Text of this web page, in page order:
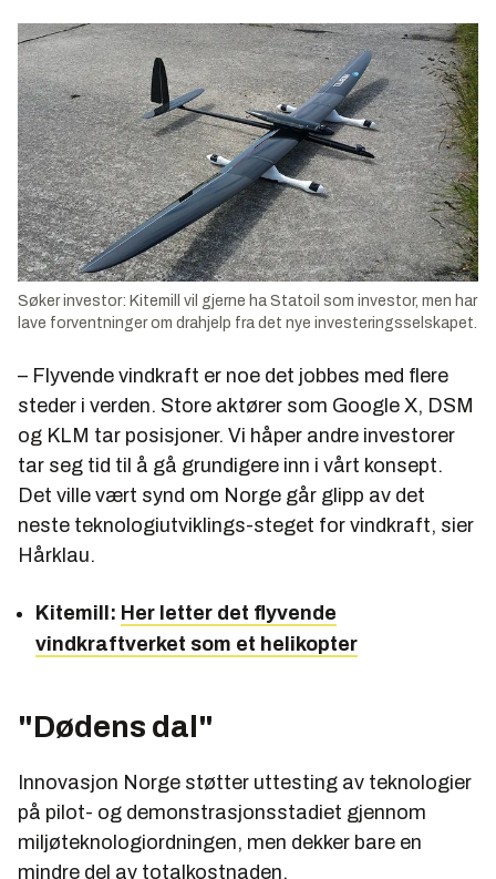
Søker investor: Kitemill vil gjerne ha Statoil som investor, men har
lave forventninger om drahjelp fra det nye investeringsselskapet.
– Flyvende vindkraft er noe det jobbes med flere
steder i verden. Store aktører som Google X, DSM
og KLM tar posisjoner. Vi håper andre investorer
tar seg tid til å gå grundigere inn i vårt konsept.
Det ville vært synd om Norge går glipp av det
neste teknologiutviklings-steget for vindkraft, sier
Hårklau.
Kitemill: Her letter det flyvende
vindkraftverket som et helikopter
"Dødens dal"
Innovasjon Norge støtter uttesting av teknologier
på pilot- og demonstrasjonsstadiet gjennom
miljøteknologiordningen, men dekker bare en
mindre del av totalkostnaden.